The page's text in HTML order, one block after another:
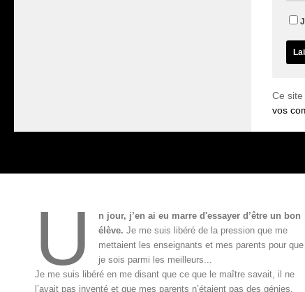
Ce site
vos
U
n jour, j’en ai eu marre d'essayer d’être un bon
élève.Je me suis libéré de la pression que me
mettaient les enseignants et mes parents pour que
je sois parmi les meilleurs...
Je me suis libéré en me disant que ce que le maître savait, il ne
l’avait pas inventé et que mes parents n’étaient pas des génies.